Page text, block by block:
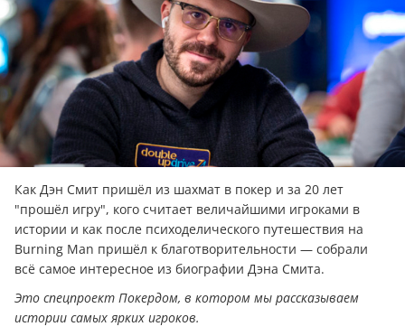
Как Дэн Смит пришёл из шахмат в покер и за 20 лет
"прошёл игру", кого считает величайшими игроками в
истории и как после психоделического путешествия на
Burning Man пришёл к благотворительности — собрали
всё самое интересное из биографии Дэна Смита.
Это спецпроект Покердом, в котором мы рассказываем
истории самых ярких игроков.